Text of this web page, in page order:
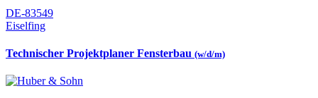
DE-83549
Eiselfing
Technischer Projektplaner Fensterbau (w/d/m)